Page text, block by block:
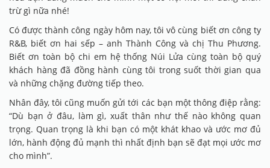
trừ gì nữa nhé!
Có được thành công ngày hôm nay, tôi vô cùng biết ơn công ty
R&B, biết ơn hai sếp – anh Thành Công và chị Thu Phương.
Biết ơn toàn bộ chi em hệ thống Núi Lửa cùng toàn bộ quý
khách hàng đã đồng hành cùng tôi trong suốt thời gian qua
và những chặng đường tiếp theo.
Nhân đây, tôi cũng muốn gửi tới các bạn một thông điệp rằng:
“Dù bạn ở đâu, làm gì, xuất thân như thế nào không quan
trọng. Quan trọng là khi bạn có một khát khao và ước mơ đủ
lớn, hành động đủ mạnh thì nhất định bạn sẽ đạt mọi ước mơ
cho mình”.